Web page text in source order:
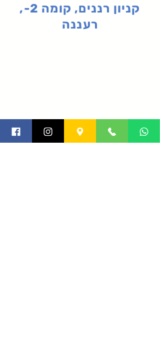
קניון רננים, קומה 2-,
רעננה
תקנון